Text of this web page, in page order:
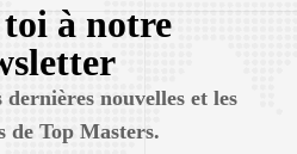
à notre
dernières nouvelles et les
de Top Masters.